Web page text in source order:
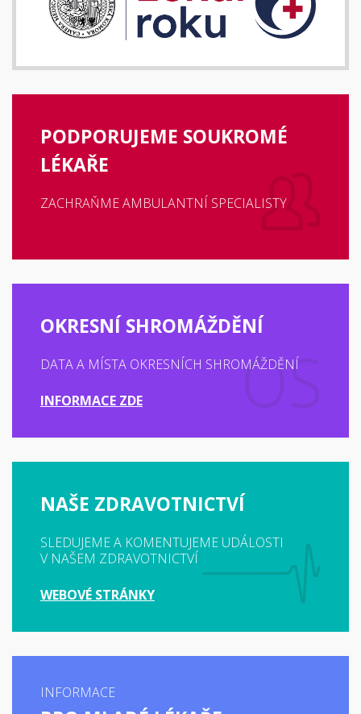
PODPORUJEME SOUKROMÉ
LÉKAŘE
ZACHRAŇME AMBULANTNÍ SPECIALISTY
OKRESNÍ SHROMÁŽDĚNÍ
DATA A MÍSTA OKRESNÍCH SHROMÁŽDĚNÍ
INFORMACE ZDE
NAŠE ZDRAVOTNICTVÍ
SLEDUJEME A KOMENTUJEME UDÁLOSTI
V NAŠEM ZDRAVOTNICTVÍ
WEBOVÉ STRÁNKY
INFORMACE